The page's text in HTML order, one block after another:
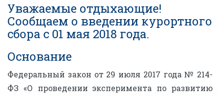
Уважаемые отдыхающие!
Сообщаем о введении курортного
сбора с 01 мая 2018 года.
Основание
Федеральный закон от 29 июля 2017 года № 214-
ФЗ «О проведении эксперимента по развитию